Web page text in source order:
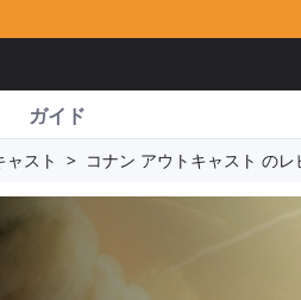
ガイド
ャスト > コナン アウトキャスト のレ